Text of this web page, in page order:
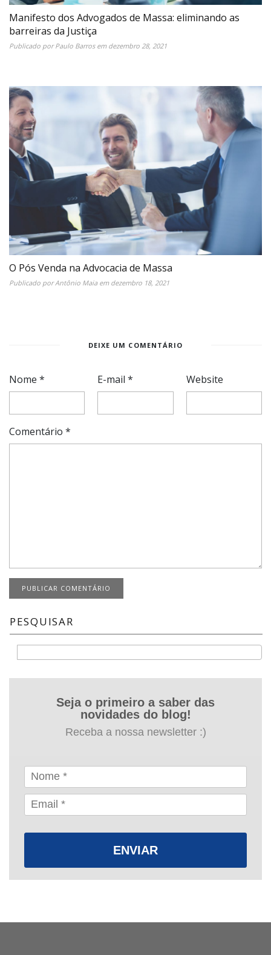
Manifesto dos Advogados de Massa: eliminando as
barreiras da Justiça
Publicado porPaulo Barrosem dezembro 28, 2021
O Pós Venda na Advocacia de Massa
Publicado porAntônio Maiaem dezembro 18, 2021
DEIXE UM COMENTÁRIO
Nome * E-mail* Website
Comentário *
PESQUISAR
Seja o primeiro a saber das
novidades do blog!
Receba a nossa newsletter :)
ENVIAR